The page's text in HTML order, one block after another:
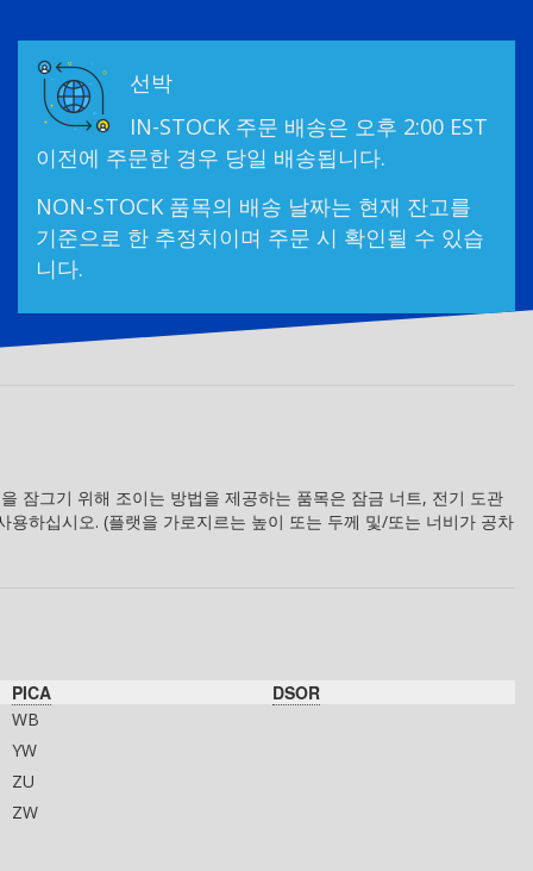
선박
IN-STOCK 주문 배송은 오후 2:00 EST
이전에 주문한 경우 당일 배송됩니다.
NON-STOCK 품목의 배송 날짜는 현재 잔고를
기준으로 한 추정치이며 주문 시 확인될 수 있습
니다.
잠그기 위해 조이는 방법을 제공하는 품목은 잠금 너트, 전기 도관
하십시오. (플랫을 가로지르는 높이 또는 두께 및/또는 너비가 공차
PICA DSOR
WB
YW
ZU
ZW